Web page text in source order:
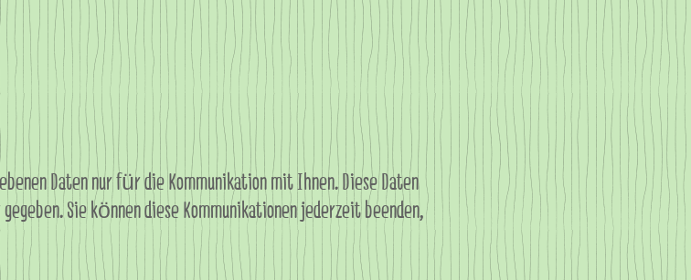
Daten nur für die Kommunikation mit Ihnen. Diese Daten
Sie können diese Kommunikationen jederzeit beenden,